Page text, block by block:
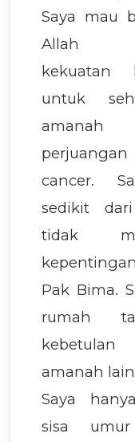
Saya mau
Allah
kekuatan
untuk
perjuangan
cancer.
sedikit
tidak
Pak Bima.
rumah
amanah
Saya
sisa